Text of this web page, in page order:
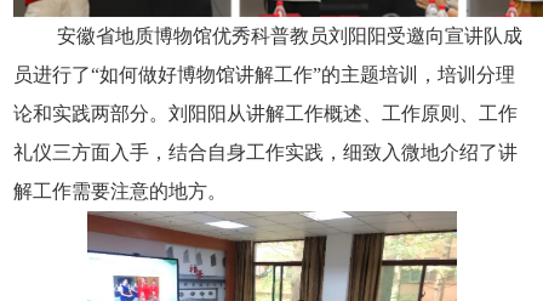
安徽省地质博物馆优秀科普教员刘阳阳受邀向宣讲队成
员进行了“如何做好博物馆讲解工作”的主题培训，培训分理
论和实践两部分。刘阳阳从讲解工作概述、工作原则、工作
礼仪三方面入手，结合自身工作实践，细致入微地介绍了讲
解工作需要注意的地方。